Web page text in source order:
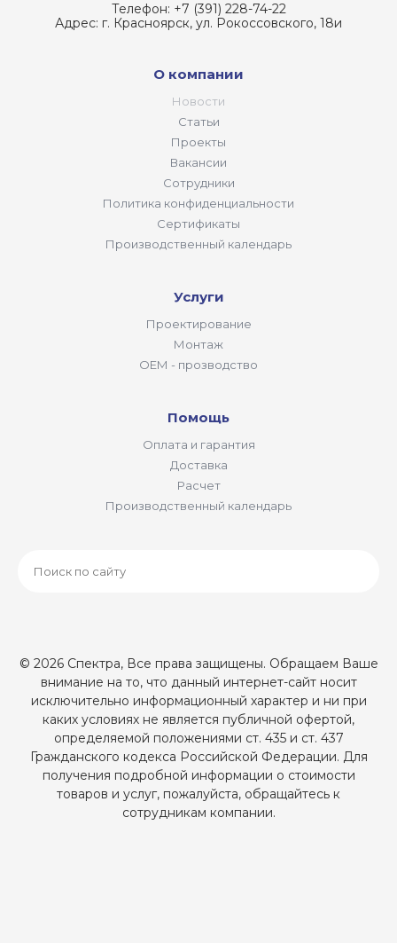
Телефон: +7 (391) 228-74-22
Адрес: г. Красноярск, ул. Рокоссовского, 18и
О компании
Новости
Статьи
Проекты
Вакансии
Сотрудники
Политика конфиденциальности
Сертификаты
Производственный календарь
Услуги
Проектирование
Монтаж
ОЕМ - прозводство
Помощь
Оплата и гарантия
Доставка
Расчет
Производственный календарь
© 2026 Спектра, Все права защищены. Обращаем Ваше
внимание на то, что данный интернет-сайт носит
исключительно информационный характер и ни при
каких условиях не является публичной офертой,
определяемой положениями ст. 435 и ст. 437
Гражданского кодекса Российской Федерации. Для
получения подробной информации о стоимости
товаров и услуг, пожалуйста, обращайтесь к
сотрудникам компании.